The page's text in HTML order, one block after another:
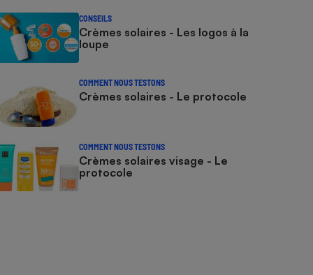
CONSEILS
Crèmes solaires - Les logos à la
loupe
COMMENT NOUS TESTONS
Crèmes solaires - Le protocole
COMMENT NOUS TESTONS
Crèmes solaires visage - Le
protocole